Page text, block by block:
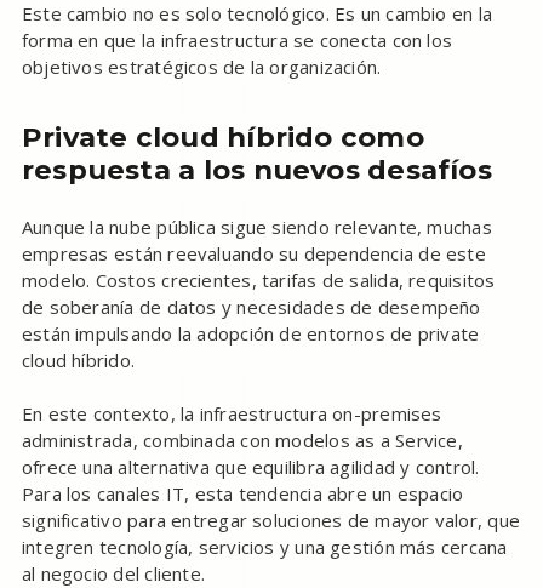
Este cambio no es solo tecnológico. Es un cambio en la
forma en que la infraestructura se conecta con los
objetivos estratégicos de la organización.
Private cloud híbrido como
respuesta a los nuevos desafíos
Aunque la nube pública sigue siendo relevante, muchas
empresas están reevaluando su dependencia de este
modelo. Costos crecientes, tarifas de salida, requisitos
de soberanía de datos y necesidades de desempeño
están impulsando la adopción de entornos de private
cloud híbrido.
En este contexto, la infraestructura on-premises
administrada, combinada con modelos as a Service,
ofrece una alternativa que equilibra agilidad y control.
Para los canales IT, esta tendencia abre un espacio
significativo para entregar soluciones de mayor valor, que
integren tecnología, servicios y una gestión más cercana
al negocio del cliente.